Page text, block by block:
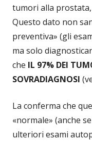
tumori alla prostata,
Questo dato non
preventiva» (gli
ma solo
che IL 97% DEI
SOVRADIAGNOSI
La conferma che
«normale» (anche
ulteriori esami